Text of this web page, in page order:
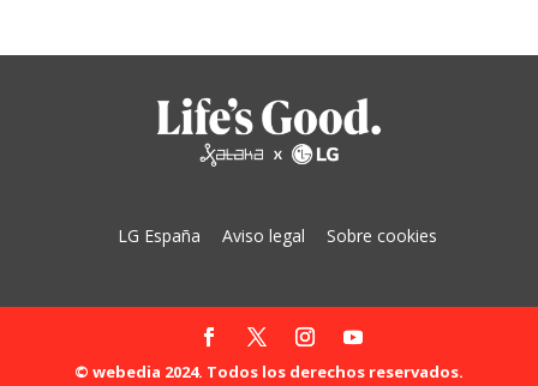
LG España Aviso legal Sobre cookies
© webedia 2024. Todos los derechos reservados.